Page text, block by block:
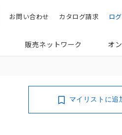
検索 ロ
カタログ請求
お問い合わせ
販売ネットワーク オ
マイリストに追